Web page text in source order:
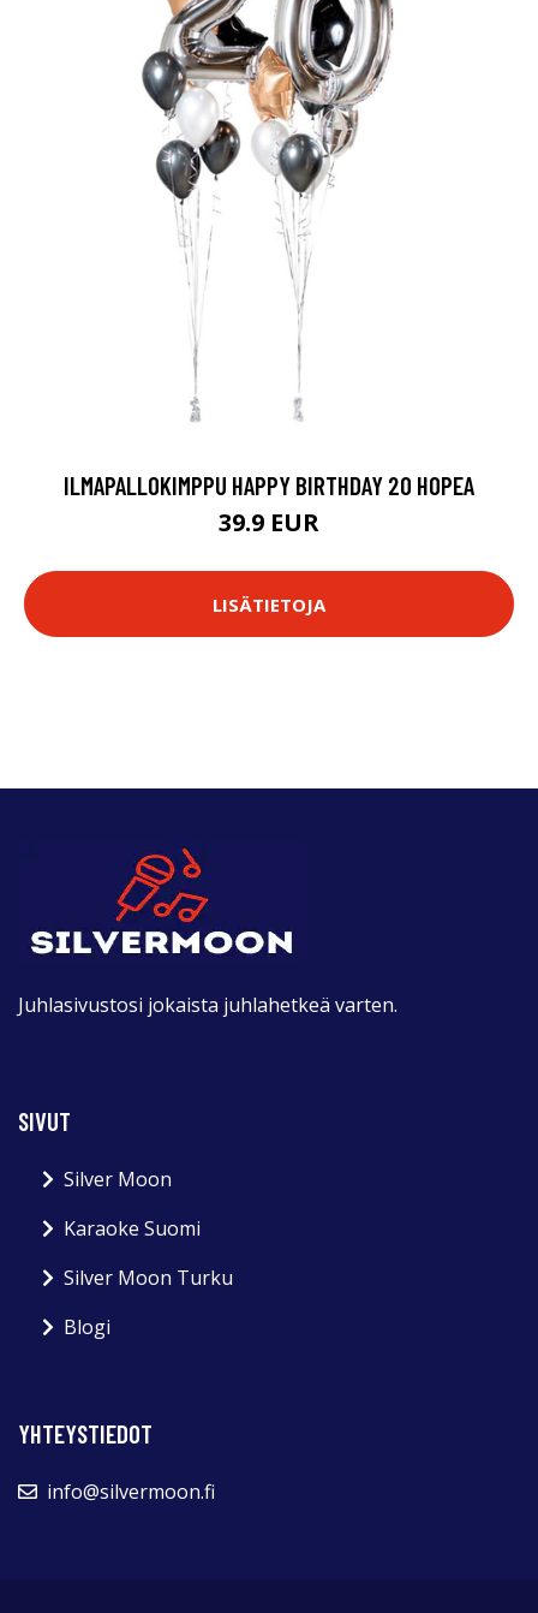
ILMAPALLOKIMPPU HAPPY BIRTHDAY 20 HOPEA
39.9 EUR
LISÄTIETOJA
Juhlasivustosi jokaista juhlahetkeä varten.
SIVUT
Silver Moon
Karaoke Suomi
Silver Moon Turku
Blogi
YHTEYSTIEDOT
info@silvermoon.fi